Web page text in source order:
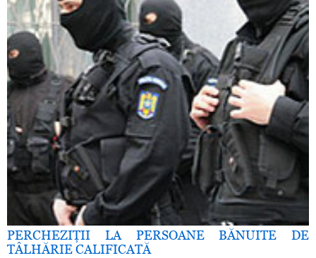
PERCHEZIŢII LA PERSOANE BĂNUITE DE
TÂLHĂRIE CALIFICATĂ